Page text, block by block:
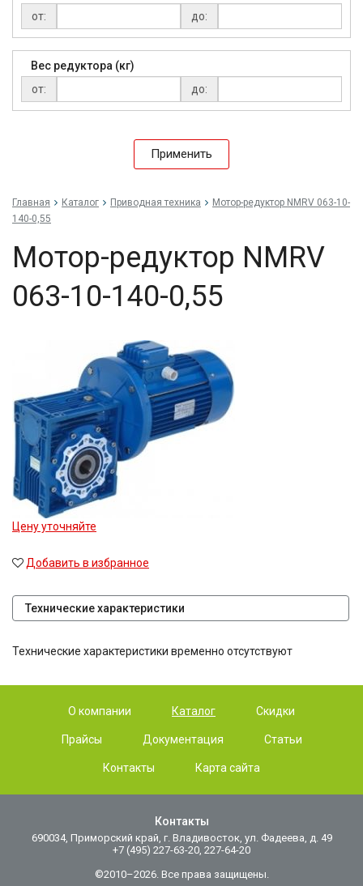
от:
до:
Вес редуктора (кг)
от:
до:
Применить
Главная Каталог Приводная техника
Мо­тор-ре­дук­тор NMRV 063-10-
140-0,55
Мо­тор-ре­дук­тор NMRV
063-10-140-0,55
Цену уточняйте
Добавить в избранное
Технические характеристики
Технические характеристики временно отсутствуют
О компании Каталог Скидки
Прайсы Документация Статьи
Контакты Карта сайта
Контакты
690034, Приморский край, г. Владивосток, ул. Фадеева, д. 49
+7 (495) 227-63-20, 227-64-20
©2010–2026. Все права защищены.